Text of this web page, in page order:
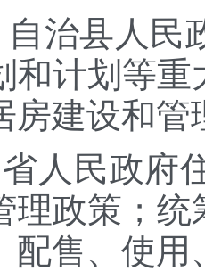
治县人民
和计划等
房建设和管
人民政府
理政策；
配售、使